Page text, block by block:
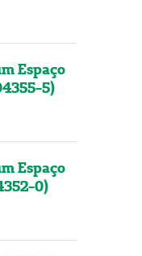
Espaço
5)
Espaço
0)